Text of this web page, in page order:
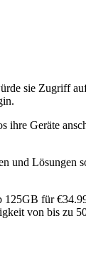
sie Zugriff
Geräte
und Lösungen
für
von bis zu